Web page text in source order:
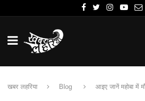
खबर लहरिया Blog आइए जानें महोबा में